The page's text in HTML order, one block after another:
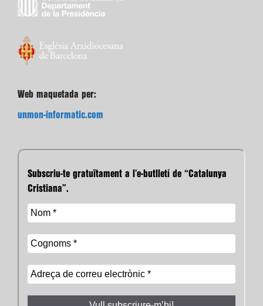
Web maquetada per:
unmon-informatic.com
Subscriu-te gratuïtament a l’e-butlletí de “Catalunya
Cristiana”.